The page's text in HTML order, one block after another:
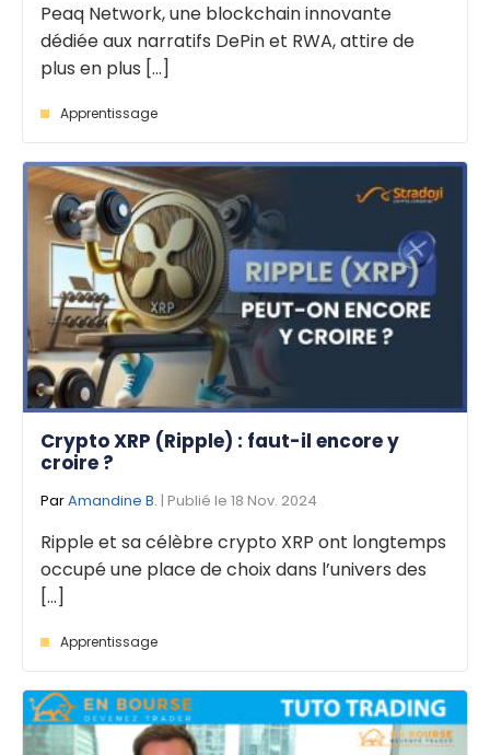
Peaq Network, une blockchain innovante
dédiée aux narratifs DePin et RWA, attire de
plus en plus [...]
Apprentissage
Crypto XRP (Ripple) : faut-il encore y
croire ?
ParAmandine B. | Publié le 18 Nov. 2024
Ripple et sa célèbre crypto XRP ont longtemps
occupé une place de choix dans l’univers des
[...]
Apprentissage